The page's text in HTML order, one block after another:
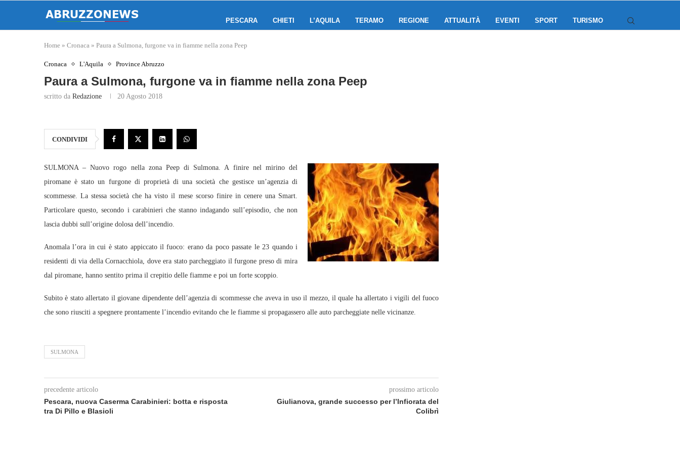
PESCARA CHIETI L’AQUILA TERAMO REGIONE ATTUALITÀ EVENTI SPORT TURISMO
Home » Cronaca » Paura a Sulmona, furgone va in fiamme nella zona Peep
Cronaca L'Aquila Province Abruzzo
Paura a Sulmona, furgone va in fiamme nella zona Peep
scritto da Redazione 20 Agosto 2018
CONDIVIDI
SULMONA – Nuovo rogo nella zona Peep di Sulmona. A finire nel mirino del
piromane è stato un furgone di proprietà di una società che gestisce un’agenzia di
scommesse. La stessa società che ha visto il mese scorso finire in cenere una Smart.
Particolare questo, secondo i carabinieri che stanno indagando sull’episodio, che non
lascia dubbi sull’origine dolosa dell’incendio.
Anomala l’ora in cui è stato appiccato il fuoco: erano da poco passate le 23 quando i
residenti di via della Cornacchiola, dove era stato parcheggiato il furgone preso di mira
dal piromane, hanno sentito prima il crepitio delle fiamme e poi un forte scoppio.
Subito è stato allertato il giovane dipendente dell’agenzia di scommesse che aveva in uso il mezzo, il quale ha allertato i vigili del fuoco
che sono riusciti a spegnere prontamente l’incendio evitando che le fiamme si propagassero alle auto parcheggiate nelle vicinanze.
SULMONA
precedente articolo
Pescara, nuova Caserma Carabinieri: botta e risposta
tra Di Pillo e Blasioli
prossimo articolo
Giulianova, grande successo per l’Infiorata del
Colibrì